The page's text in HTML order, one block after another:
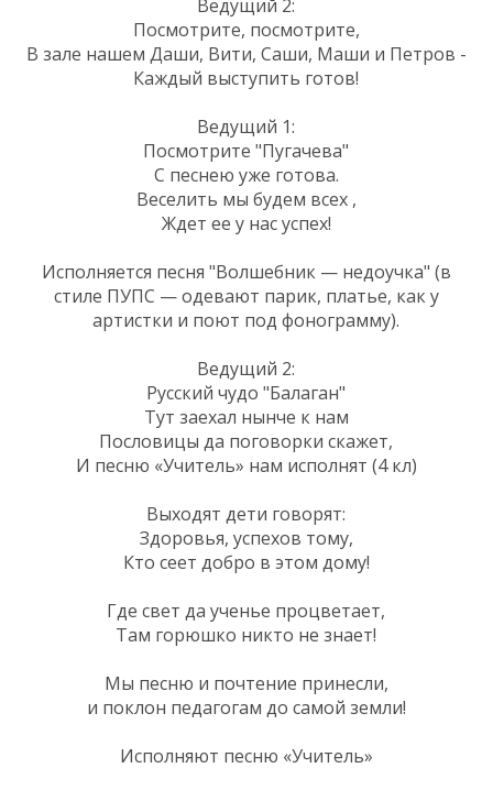
Ведущий 2:
Посмотрите, посмотрите,
В зале нашем Даши, Вити, Саши, Маши и Петров -
Каждый выступить готов!
Ведущий 1:
Посмотрите "Пугачева"
С песнею уже готова.
Веселить мы будем всех ,
Ждет ее у нас успех!
Исполняется песня "Волшебник — недоучка" (в
стиле ПУПС — одевают парик, платье, как у
артистки и поют под фонограмму).
Ведущий 2:
Русский чудо "Балаган"
Тут заехал нынче к нам
Пословицы да поговорки скажет,
И песню «Учитель» нам исполнят (4 кл)
Выходят дети говорят:
Здоровья, успехов тому,
Кто сеет добро в этом дому!
Где свет да ученье процветает,
Там горюшко никто не знает!
Мы песню и почтение принесли,
и поклон педагогам до самой земли!
Исполняют песню «Учитель»